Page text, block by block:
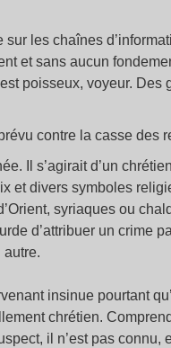
les chaînes
et sans aucun
poisseux, voyeur. Des
contre la casse des
Il s’agirait d’un
et divers symboles
syriaques ou
d’attribuer un crime
autre.
insinue pourtant
chrétien.
il n’est pas